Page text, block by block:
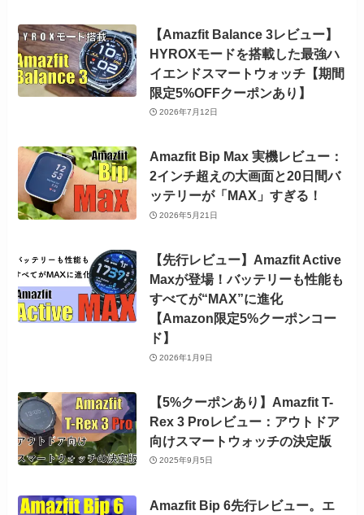
【Amazfit Balance 3レビュー】
HYROXモードを搭載した最強ハ
イエンドスマートウォッチ【期間
限定5%OFFクーポンあり】
2026年7月12日
Amazfit Bip Max 実機レビュー：
2インチ超えの大画面と20日間バ
ッテリーが「MAX」すぎる！
2026年5月21日
【先行レビュー】Amazfit Active
Maxが登場！バッテリーも性能も
すべてが“MAX”に進化
【Amazon限定5%クーポンコー
ド】
2026年1月9日
【5%クーポンあり】Amazfit T-
Rex 3 Proレビュー：アウトドア
向けスマートウォッチの決定版
2025年9月5日
Amazfit Bip 6先行レビュー。エ